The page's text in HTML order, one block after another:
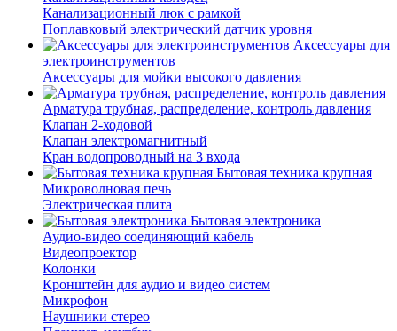
Канализационный люк с рамкой
Поплавковый электрический датчик уровня
Аксессуары для
электроинструментов
Аксессуары для мойки высокого давления
Арматура трубная, распределение, контроль давления
Клапан 2-ходовой
Клапан электромагнитный
Кран водопроводный на 3 входа
Бытовая техника крупная
Микроволновая печь
Электрическая плита
Бытовая электроника
Аудио-видео соединяющий кабель
Видеопроектор
Колонки
Кронштейн для аудио и видео систем
Микрофон
Наушники стерео